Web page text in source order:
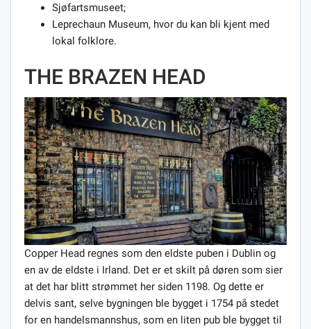
Sjøfartsmuseet;
Leprechaun Museum, hvor du kan bli kjent med
lokal folklore.
THE BRAZEN HEAD
Copper Head regnes som den eldste puben i Dublin og
en av de eldste i Irland. Det er et skilt på døren som sier
at det har blitt strømmet her siden 1198. Og dette er
delvis sant, selve bygningen ble bygget i 1754 på stedet
for en handelsmannshus, som en liten pub ble bygget til